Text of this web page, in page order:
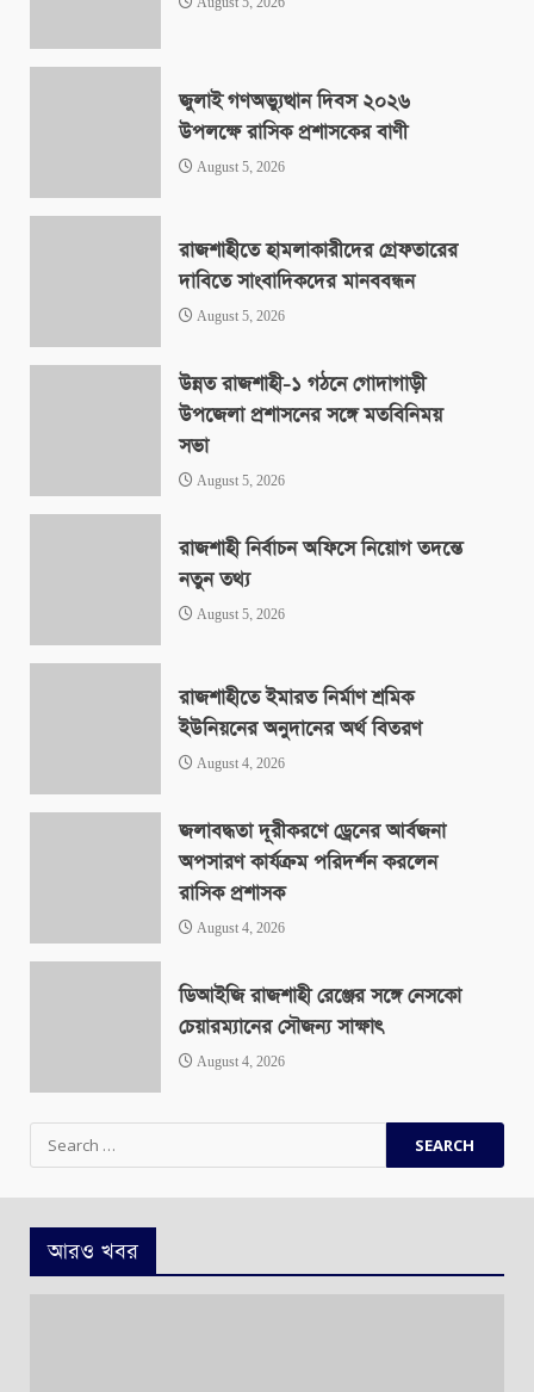
August 5, 2026
জুলাই গণঅভ্যুত্থান দিবস ২০২৬
উপলক্ষে রাসিক প্রশাসকের বাণী
August 5, 2026
রাজশাহীতে হামলাকারীদের গ্রেফতারের
দাবিতে সাংবাদিকদের মানববন্ধন
August 5, 2026
উন্নত রাজশাহী-১ গঠনে গোদাগাড়ী
উপজেলা প্রশাসনের সঙ্গে মতবিনিময়
সভা
August 5, 2026
রাজশাহী নির্বাচন অফিসে নিয়োগ তদন্তে
নতুন তথ্য
August 5, 2026
রাজশাহীতে ইমারত নির্মাণ শ্রমিক
ইউনিয়নের অনুদানের অর্থ বিতরণ
August 4, 2026
জলাবদ্ধতা দূরীকরণে ড্রেনের আর্বজনা
অপসারণ কার্যক্রম পরিদর্শন করলেন
রাসিক প্রশাসক
August 4, 2026
ডিআইজি রাজশাহী রেঞ্জের সঙ্গে নেসকো
চেয়ারম্যানের সৌজন্য সাক্ষাৎ
August 4, 2026
Search
for:
আরও খবর